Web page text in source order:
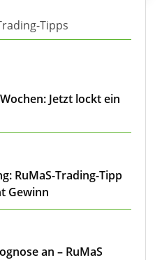
Tipps
Jetzt lockt ein
RuMaS-Trading-Tipp
Gewinn
an – RuMaS